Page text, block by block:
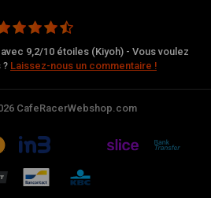
9,2/10 étoiles (Kiyoh) - Vous voulez
? Laissez-nous un commentaire !
CafeRacerWebshop.com